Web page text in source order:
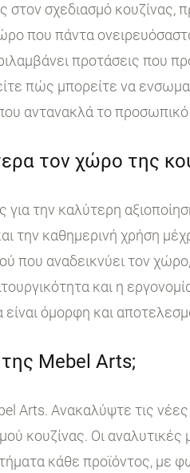
σχεδιασμό κουζίνας,
που πάντα
προτάσεις που
πώς μπορείτε να
αντανακλά το
τον χώρο της
την καλύτερη
την καθημερινή χρήση
αναδεικνύει τον
και η
όμορφη και
Mebel Arts;
Arts. Ανακαλύψτε τις
κουζίνας. Οι
κάθε προϊόντος, με